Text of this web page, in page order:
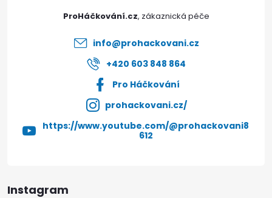
Instagram
ProHáčkování.cz
info@prohackovani.cz
+420 603 848 864
Pro Háčkování
prohackovani.cz/
https://www.youtube.com/@prohackovani8
612